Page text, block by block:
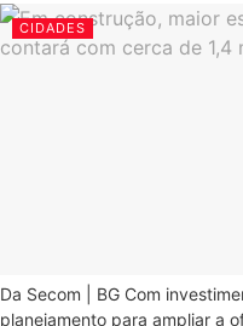
CIDADES
Da Secom | BG Com
planejamento para ampliar a